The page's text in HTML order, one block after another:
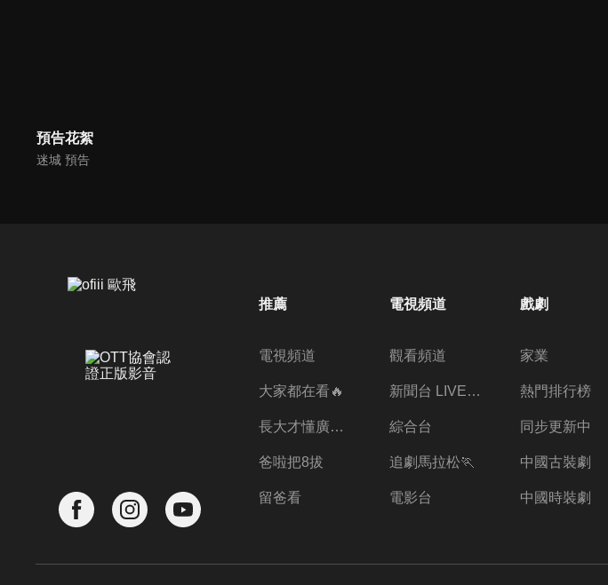
預告花絮
迷城 預告
推薦
電視頻道
大家都在看🔥
長大才懂廣志的偉大
爸啦把8拔
留爸看
電視頻道
觀看頻道
新聞台 LIVE 直播
綜合台
追劇馬拉松🏃
電影台
戲劇
家業
熱門排行榜
同步更新中
中國古裝劇
中國時裝劇